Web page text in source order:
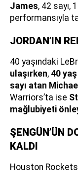
James, 42 sayı,
performansıyla
JORDAN’IN
40 yaşındaki
ulaşırken, 40
sayı atan
Warriors’ta ise
mağlubiyeti
ŞENGÜN’ÜN
KALDI
Houston